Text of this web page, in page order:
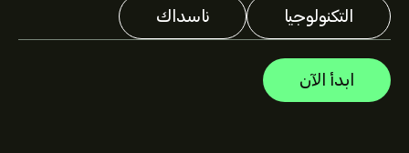
التكنولوجيا ناسداك
ابدأ الآن
لتحركات الأسعار المستقبلية.
القيمة السوقية لـ Xerox Corp هي 410.65M‎$‎ دولار